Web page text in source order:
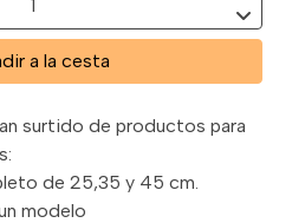
a la cesta
surtido de productos para
de 25,35 y 45 cm.
modelo